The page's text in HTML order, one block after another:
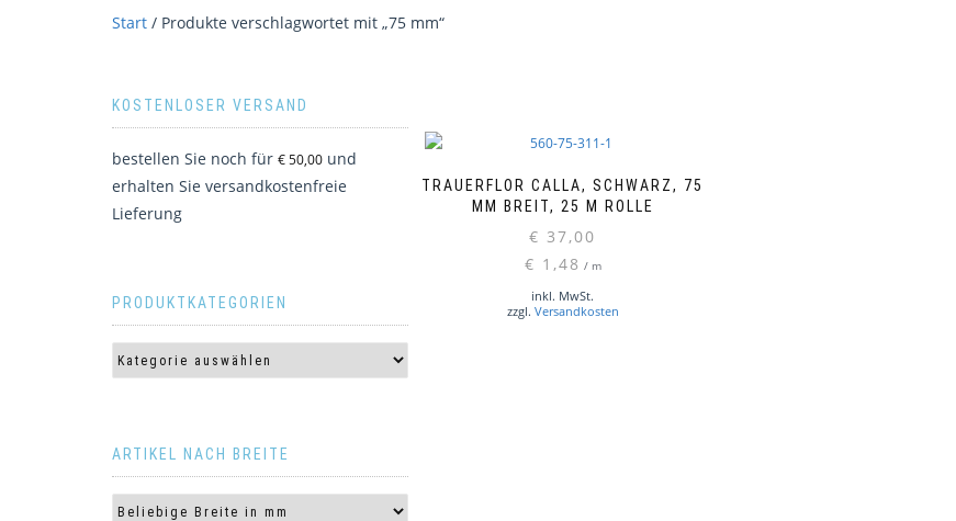
Start / Produkte verschlagwortet mit „75 mm“
TRAUERFLOR CALLA, SCHWARZ, 75
MM BREIT, 25 M ROLLE
€ 37,00
€ 1,48 / m
inkl. MwSt.
zzgl. Versandkosten
KOSTENLOSER VERSAND
bestellen Sie noch für €50,00 und
erhalten Sie versandkostenfreie
Lieferung
PRODUKTKATEGORIEN
ARTIKEL NACH BREITE